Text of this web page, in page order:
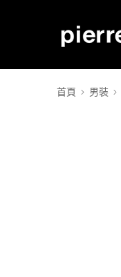
首頁 男裝